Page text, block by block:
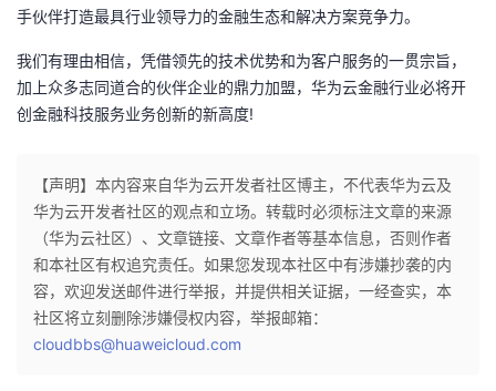
手伙伴打造最具行业领导力的金融生态和解决方案竞争力。
我们有理由相信，凭借领先的技术优势和为客户服务的一贯宗旨，
加上众多志同道合的伙伴企业的鼎力加盟，华为云金融行业必将开
创金融科技服务业务创新的新高度!
【声明】本内容来自华为云开发者社区博主，不代表华为云及
华为云开发者社区的观点和立场。转载时必须标注文章的来源
（华为云社区）、文章链接、文章作者等基本信息，否则作者
和本社区有权追究责任。如果您发现本社区中有涉嫌抄袭的内
容，欢迎发送邮件进行举报，并提供相关证据，一经查实，本
社区将立刻删除涉嫌侵权内容，举报邮箱：
cloudbbs@huaweicloud.com